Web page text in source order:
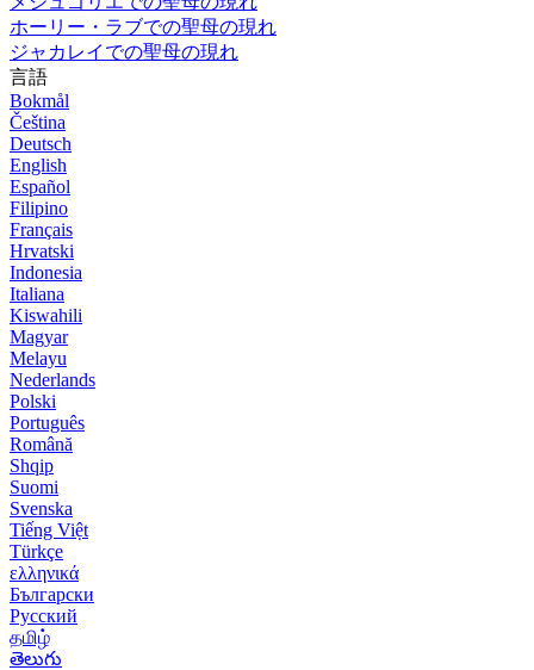
ホーリー・ラブでの聖母の現れ
ジャカレイでの聖母の現れ
言語
Bokmål
Čeština
Deutsch
English
Español
Filipino
Français
Hrvatski
Indonesia
Italiana
Kiswahili
Magyar
Melayu
Nederlands
Polski
Português
Română
Shqip
Suomi
Svenska
Tiếng Việt
Türkçe
ελληνικά
Български
Русский
தமிழ்
తెలుగు